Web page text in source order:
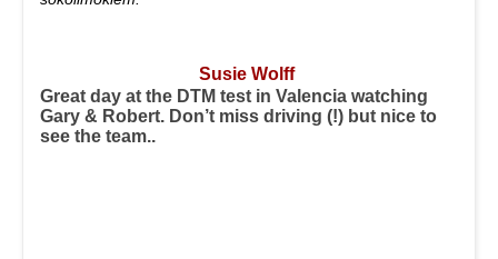
Susie Wolff
Great day at the DTM test in Valencia watching
Gary & Robert. Don’t miss driving (!) but nice to
see the team..